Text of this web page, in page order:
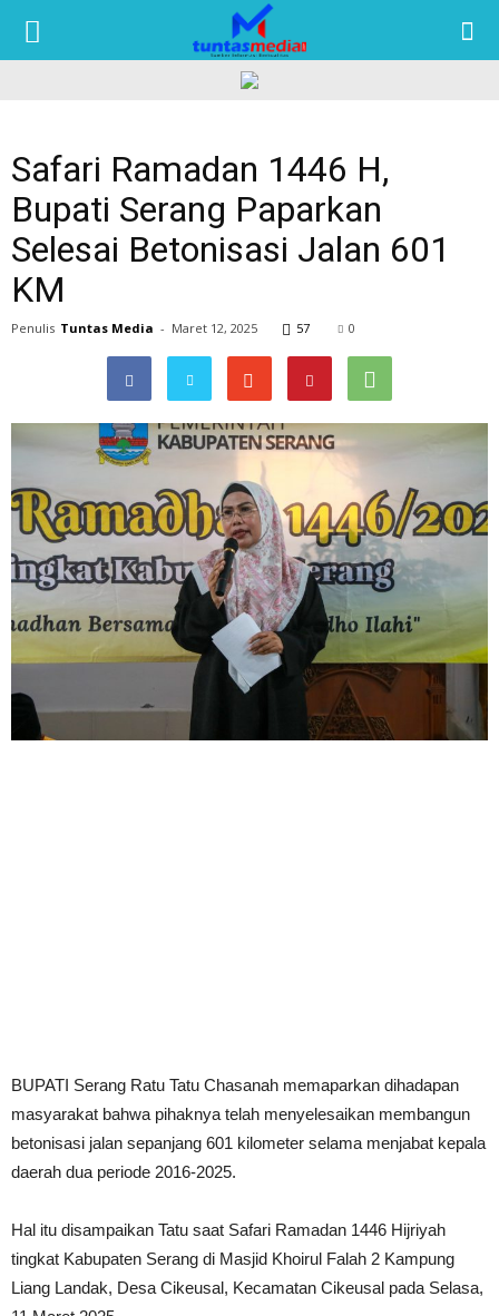
Safari Ramadan 1446 H,
Bupati Serang Paparkan
Selesai Betonisasi Jalan 601
KM
Penulis Tuntas Media - Maret 12, 2025 57 0
BUPATI Serang Ratu Tatu Chasanah memaparkan dihadapan
masyarakat bahwa pihaknya telah menyelesaikan membangun
betonisasi jalan sepanjang 601 kilometer selama menjabat kepala
daerah dua periode 2016-2025.
Hal itu disampaikan Tatu saat Safari Ramadan 1446 Hijriyah
tingkat Kabupaten Serang di Masjid Khoirul Falah 2 Kampung
Liang Landak, Desa Cikeusal, Kecamatan Cikeusal pada Selasa,